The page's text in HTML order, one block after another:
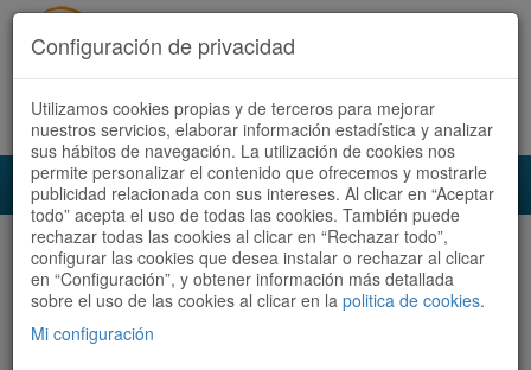
Acceder Registrate ahora Español | Català
Audioruta Todas las rutas
Todas las rutas
Ordenar por: Más recientes /
Configuración de privacidad
Utilizamos cookies propias y de terceros para mejorar
nuestros servicios, elaborar información estadística y analizar
sus hábitos de navegación. La utilización de cookies nos
permite personalizar el contenido que ofrecemos y mostrarle
publicidad relacionada con sus intereses. Al clicar en “Aceptar
todo” acepta el uso de todas las cookies. También puede
rechazar todas las cookies al clicar en “Rechazar todo”,
configurar las cookies que desea instalar o rechazar al clicar
en “Configuración”, y obtener información más detallada
sobre el uso de las cookies al clicar en la politica de cookies.
Mi configuración